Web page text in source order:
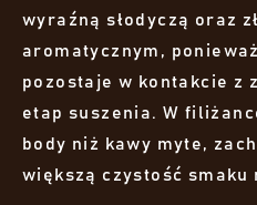
wyraźną słodyczą oraz
aromatycznym,
pozostaje w kontakcie z
etap suszenia. W
body niż kawy myte,
większą czystość smaku